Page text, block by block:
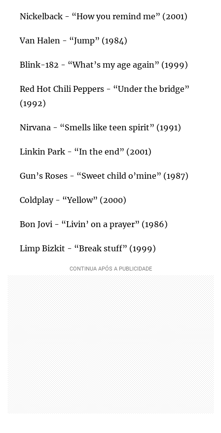
Nickelback - “How you remind me” (2001)
Van Halen - “Jump” (1984)
Blink-182 - “What’s my age again” (1999)
Red Hot Chili Peppers - “Under the bridge”
(1992)
Nirvana - “Smells like teen spirit” (1991)
Linkin Park - “In the end” (2001)
Gun’s Roses - “Sweet child o’mine” (1987)
Coldplay - “Yellow” (2000)
Bon Jovi - “Livin’ on a prayer” (1986)
Limp Bizkit - “Break stuff” (1999)